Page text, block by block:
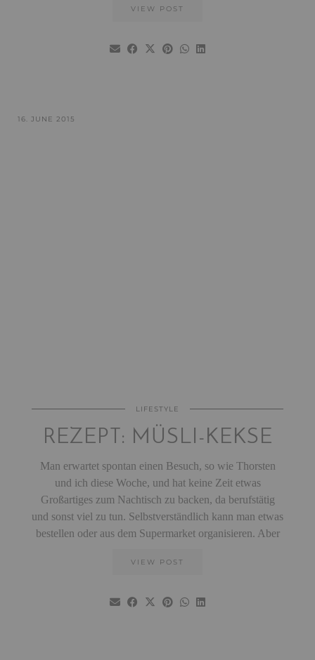
VIEW POST
16. JUNE 2015
LIFESTYLE
REZEPT: MÜSLI-KEKSE
Man erwartet spontan einen Besuch, so wie Thorsten
und ich diese Woche, und hat keine Zeit etwas
Großartiges zum Nachtisch zu backen, da berufstätig
und sonst viel zu tun. Selbstverständlich kann man etwas
bestellen oder aus dem Supermarket organisieren. Aber
VIEW POST